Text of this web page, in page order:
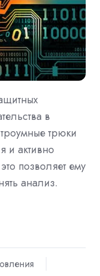
в
трюки
и активно
позволяет ему
анализ.